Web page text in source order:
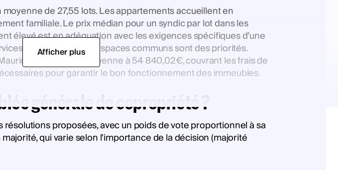
de 27,55 lots. Les appartements accueillent en
familiale. Le prix médian pour un syndic par lot dans les
élevé est en adéquation avec les exigences spécifiques d’une
et l'entretien des espaces communs sont des priorités.
s’élèvent en moyenne à 54 840,02€, couvrant les frais de
pour garantir le bon fonctionnement des immeubles.
générale de copropriété ?
proposées, avec un poids de vote proportionnel à sa
qui varie selon l'importance de la décision (majorité
Afficher plus